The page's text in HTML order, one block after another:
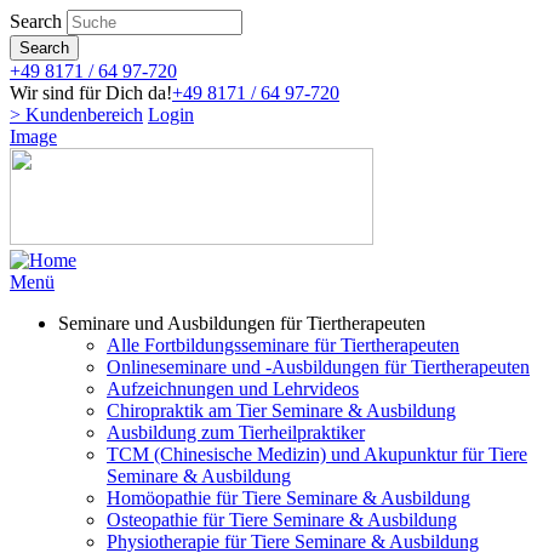
Direkt
zum
Inhalt
Search
Search
+49 8171 / 64 97-720
Wir sind für Dich da!+49 8171 / 64 97-720
> Kundenbereich Login
Image
Menü
Seminare und Ausbildungen für Tiertherapeuten
Alle Fortbildungsseminare für Tiertherapeuten
Onlineseminare und -Ausbildungen für Tiertherapeuten
Aufzeichnungen und Lehrvideos
Chiropraktik am Tier Seminare & Ausbildung
Ausbildung zum Tierheilpraktiker
TCM (Chinesische Medizin) und Akupunktur für Tiere
Seminare & Ausbildung
Homöopathie für Tiere Seminare & Ausbildung
Osteopathie für Tiere Seminare & Ausbildung
Physiotherapie für Tiere Seminare & Ausbildung